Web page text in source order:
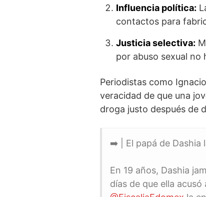
Influencia política:
contactos para
Justicia selectiva:
por abuso sexual no
Periodistas como
veracidad de que una
droga justo después de
➡️ | El papá de Dashia
En 19 años, Dashia
días de que ella